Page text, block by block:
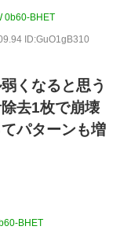
0b60-BHET
ID:GuO1gB310
くなると思う
去1枚で崩壊
パターンも増
BHET